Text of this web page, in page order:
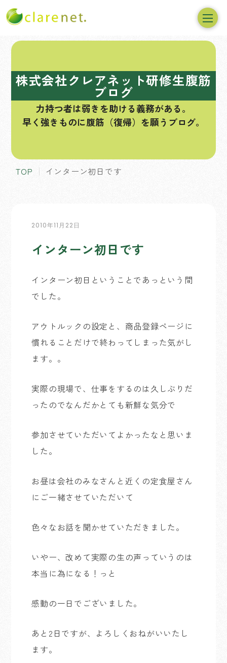
株式会社クレアネット研修生腹筋
ブログ
力持つ者は弱きを助ける義務がある。
早く強きものに腹筋（復帰）を願うブログ。
TOP インターン初日です
2010年11月22日
インターン初日です
インターン初日ということであっという間
でした。
アウトルックの設定と、商品登録ページに
慣れることだけで終わってしまった気がし
ます。。
実際の現場で、仕事をするのは久しぶりだ
ったのでなんだかとても新鮮な気分で
参加させていただいてよかったなと思いま
した。
お昼は会社のみなさんと近くの定食屋さん
にご一緒させていただいて
色々なお話を聞かせていただきました。
いやー、改めて実際の生の声っていうのは
本当に為になる！っと
感動の一日でございました。
あと2日ですが、よろしくおねがいいたし
ます。